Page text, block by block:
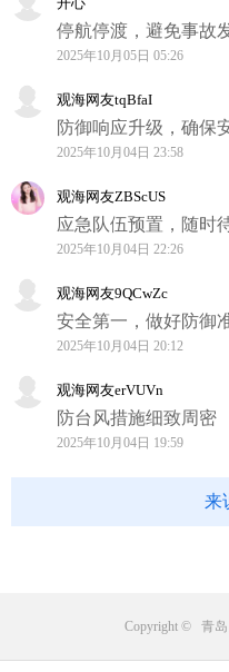
停航停渡，避免事故
2025年10月05日 05:26
观海网友tqBfaI
防御响应升级，确保
2025年10月04日 23:58
观海网友ZBScUS
应急队伍预置，随时
2025年10月04日 22:26
观海网友9QCwZc
安全第一，做好防御
2025年10月04日 20:12
观海网友erVUVn
防台风措施细致周密
2025年10月04日 19:59
来
Copyright © 青